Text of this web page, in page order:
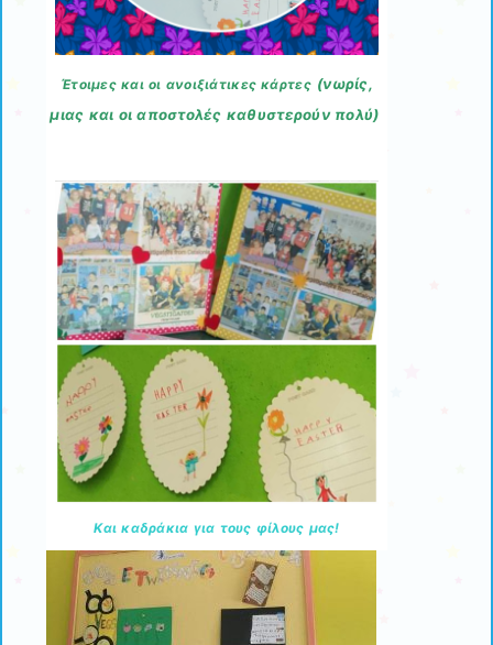
Έτοιμες και οι ανοιξιάτικες κάρτες (νωρίς,
μιας και οι αποστολές καθυστερούν πολύ)
Και καδράκια για τους φίλους μας!